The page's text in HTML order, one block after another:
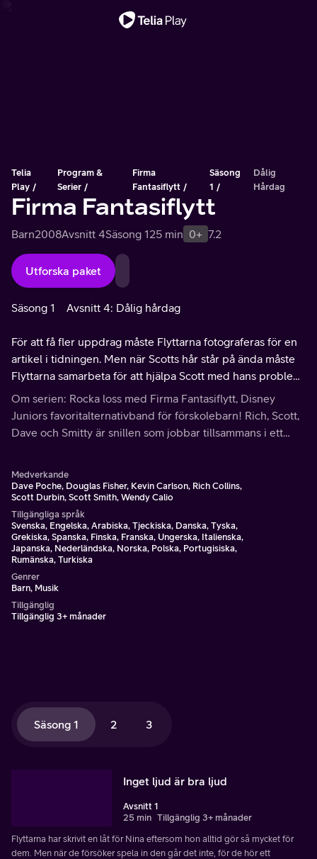
Telia
Play
Program &
Serier
Firma
Fantasiflytt
Säsong
1
Dålig
Hårdag
Firma Fantasiflytt
Barn2008Avsnitt 4Säsong 125 min 0+ 7.2
Utforska paket
Säsong 1 Avsnitt 4: Dålig hårdag
För att få fler uppdrag måste Flyttarna fotograferas för en
artikel i tidningen. Men när Scotts hår står på ända måste
Flyttarna samarbeta för att hjälpa Scott med hans problem
så att de kan få en bra bild.
Om serien: Rocka loss med Firma Fantasiflytt, Disney
Juniors favoritalternativband för förskolebarn! Rich, Scott,
Dave och Smitty är snillen som jobbar tillsammans i ett
Medverkande
Dave Poche, Douglas Fisher, Kevin Carlson, Rich Collins,
Scott Durbin, Scott Smith, Wendy Calio
Tillgängliga språk
Svenska, Engelska, Arabiska, Tjeckiska, Danska, Tyska,
Grekiska, Spanska, Finska, Franska, Ungerska, Italienska,
Japanska, Nederländska, Norska, Polska, Portugisiska,
Rumänska, Turkiska
Genrer
Barn, Musik
Tillgänglig
Tillgänglig 3+ månader
Säsong 1 2 3
Inget ljud är bra ljud
Avsnitt 1
25 min Tillgänglig 3+ månader
Flyttarna har skrivit en låt för Nina eftersom hon alltid gör så mycket för
dem. Men när de försöker spela in den går det inte, för de hör ett